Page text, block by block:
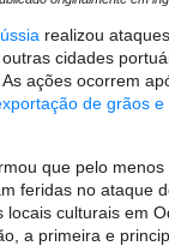
realizou
cidades
ações ocorrem
de grãos
que pelo
feridas no ataque
culturais em
a primeira e